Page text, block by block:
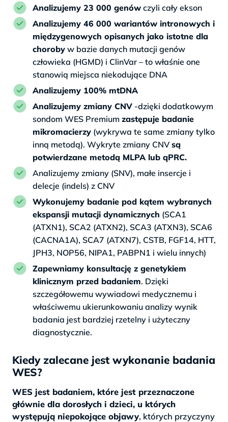
Analizujemy 23 000 genów czyli cały ekson
Analizujemy 46 000 wariantów intronowych i
międzygenowych opisanych jako istotne dla
choroby w bazie danych mutacji genów
człowieka (HGMD) i ClinVar – to właśnie one
stanowią miejsca niekodujące DNA
Analizujemy 100% mtDNA
Analizujemy zmiany CNV -dzięki dodatkowym
sondom WES Premium zastępuje badanie
mikromacierzy (wykrywa te same zmiany tylko
inną metodą). Wykryte zmiany CNV są
potwierdzane metodą MLPA lub qPRC.
Analizujemy zmiany (SNV), małe insercje i
delecje (indels) z CNV
Wykonujemy badanie pod kątem wybranych
ekspansji mutacji dynamicznych (SCA1
(ATXN1), SCA2 (ATXN2), SCA3 (ATXN3), SCA6
(CACNA1A), SCA7 (ATXN7), CSTB, FGF14, HTT,
JPH3, NOP56, NIPA1, PABPN1 i wielu innych)
Zapewniamy konsultację z genetykiem
klinicznym przed badaniem. Dzięki
szczegółowemu wywiadowi medycznemu i
właściwemu ukierunkowaniu analizy wynik
badania jest bardziej rzetelny i użyteczny
diagnostycznie.
Kiedy zalecane jest wykonanie badania
WES?
WES jest badaniem, które jest przeznaczone
głównie dla dorosłych i dzieci, u których
występują niepokojące objawy, których przyczyny